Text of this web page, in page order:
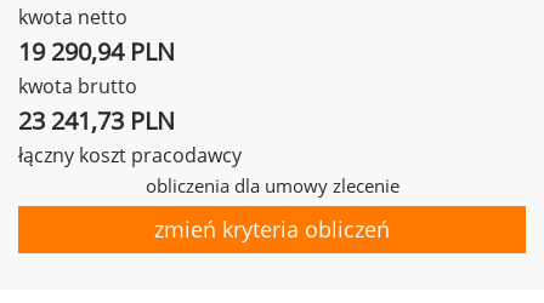
kwota netto
19 290,94 PLN
kwota brutto
23 241,73 PLN
łączny koszt pracodawcy
obliczenia dla umowy zlecenie
zmień kryteria obliczeń